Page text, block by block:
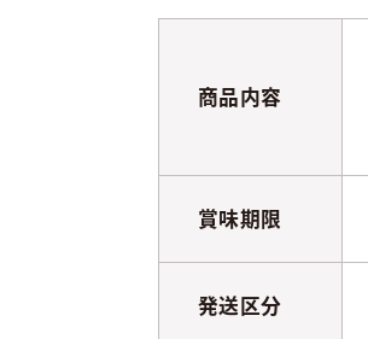
商品内容
賞味期限
発送区分